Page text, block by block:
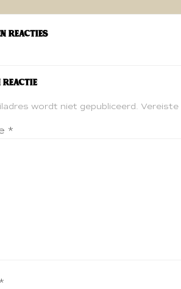
reacties
reactie
wordt niet gepubliceerd. Vereiste
*
*